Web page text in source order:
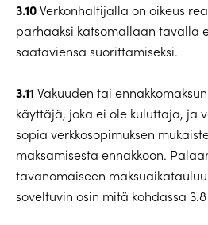
3.10Verkonhaltijalla on oikeus
parhaaksi katsomallaan tavalla
saataviensa suorittamiseksi.
3.11 Vakuuden tai
käyttäjä, joka ei ole kuluttaja, ja
sopia verkkosopimuksen
maksamisesta ennakkoon.
tavanomaiseen
soveltuvin osin mitä kohdassa